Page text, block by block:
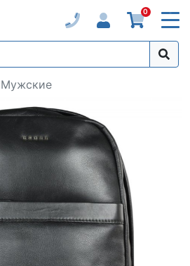
0
Мужские
Loading...